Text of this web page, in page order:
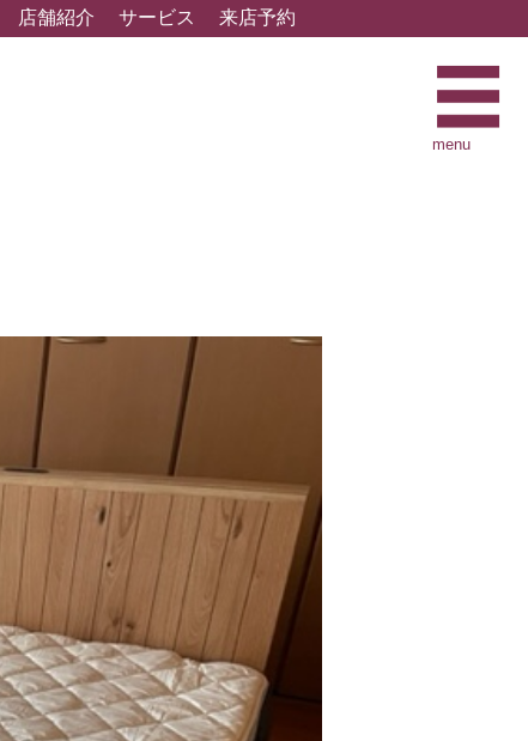
店舗紹介 サービス 来店予約
menu